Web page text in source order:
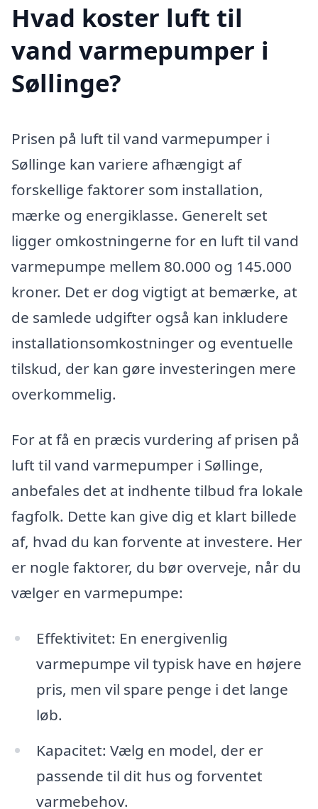
Hvad koster luft til
vand varmepumper i
Søllinge?
Prisen på luft til vand varmepumper i
Søllinge kan variere afhængigt af
forskellige faktorer som installation,
mærke og energiklasse. Generelt set
ligger omkostningerne for en luft til vand
varmepumpe mellem 80.000 og 145.000
kroner. Det er dog vigtigt at bemærke, at
de samlede udgifter også kan inkludere
installationsomkostninger og eventuelle
tilskud, der kan gøre investeringen mere
overkommelig.
For at få en præcis vurdering af prisen på
luft til vand varmepumper i Søllinge,
anbefales det at indhente tilbud fra lokale
fagfolk. Dette kan give dig et klart billede
af, hvad du kan forvente at investere. Her
er nogle faktorer, du bør overveje, når du
vælger en varmepumpe:
Effektivitet: En energivenlig
varmepumpe vil typisk have en højere
pris, men vil spare penge i det lange
løb.
Kapacitet: Vælg en model, der er
passende til dit hus og forventet
varmebehov.